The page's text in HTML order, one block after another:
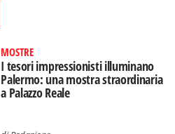
MOSTRE
I tesori impressionisti illuminano
Palermo: una mostra straordinaria
a Palazzo Reale